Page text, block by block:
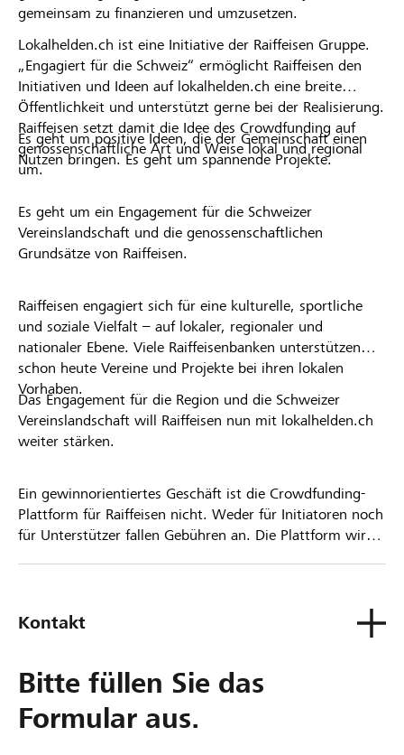
gemeinsam zu finanzieren und umzusetzen.
Lokalhelden.ch ist eine Initiative der Raiffeisen Gruppe.
„Engagiert für die Schweiz“ ermöglicht Raiffeisen den
Initiativen und Ideen auf lokalhelden.ch eine breite
Öffentlichkeit und unterstützt gerne bei der Realisierung.
Raiffeisen setzt damit die Idee des Crowdfunding auf
genossenschaftliche Art und Weise lokal und regional
um.
Es geht um positive Ideen, die der Gemeinschaft einen
Nutzen bringen. Es geht um spannende Projekte.
Es geht um ein Engagement für die Schweizer
Vereinslandschaft und die genossenschaftlichen
Grundsätze von Raiffeisen.
Raiffeisen engagiert sich für eine kulturelle, sportliche
und soziale Vielfalt – auf lokaler, regionaler und
nationaler Ebene. Viele Raiffeisenbanken unterstützen
schon heute Vereine und Projekte bei ihren lokalen
Vorhaben.
Das Engagement für die Region und die Schweizer
Vereinslandschaft will Raiffeisen nun mit lokalhelden.ch
weiter stärken.
Ein gewinnorientiertes Geschäft ist die Crowdfunding-
Plattform für Raiffeisen nicht. Weder für Initiatoren noch
für Unterstützer fallen Gebühren an. Die Plattform wird
Kontakt
Bitte füllen Sie das
Formular aus.